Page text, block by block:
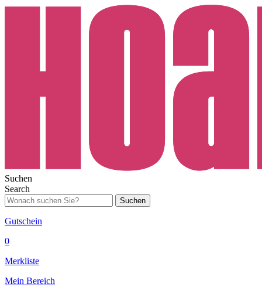
Suchen
Search
Suchen
Gutschein
0
Merkliste
Mein Bereich